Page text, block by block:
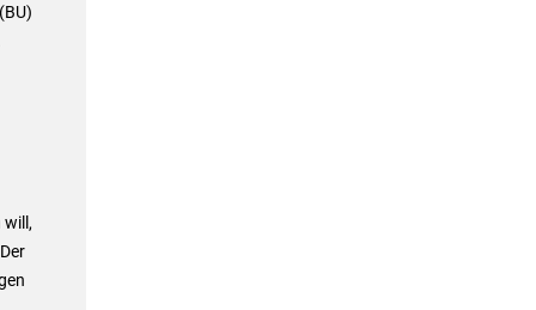
will,